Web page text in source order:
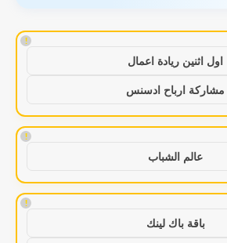
!
اول اثنين ريادة اعمال
مشاركة ارباح ادسنس
!
عالم الشباب
!
باقة باك لينك